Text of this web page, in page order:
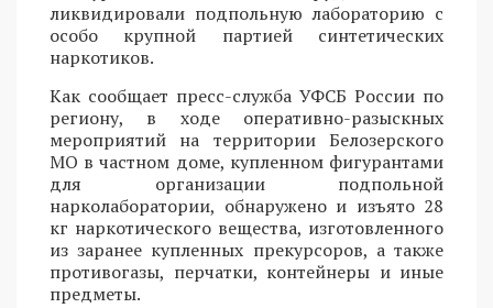
ликвидировали подпольную лабораторию с
особо крупной партией синтетических
наркотиков.
Как сообщает пресс-служба УФСБ России по
региону, в ходе оперативно-разыскных
мероприятий на территории Белозерского
МО в частном доме, купленном фигурантами
для организации подпольной
нарколаборатории, обнаружено и изъято 28
кг наркотического вещества, изготовленного
из заранее купленных прекурсоров, а также
противогазы, перчатки, контейнеры и иные
предметы.